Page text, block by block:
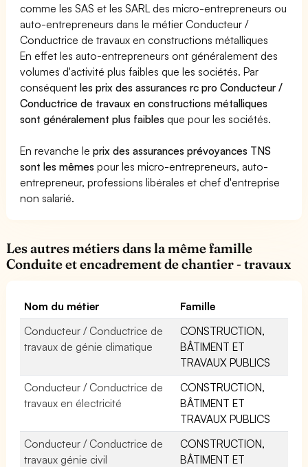
comme les SAS et les SARL des micro-entrepreneurs ou
auto-entrepreneurs dans le métier Conducteur /
Conductrice de travaux en constructions métalliques
En effet les auto-entrepreneurs ont généralement des
volumes d'activité plus faibles que les sociétés. Par
conséquentles prix des assurances rc pro Conducteur /
Conductrice de travaux en constructions métalliques
sont généralement plus faibles que pour les sociétés.
En revanche leprix des assurances prévoyances TNS
sont les mêmes pour les micro-entrepreneurs, auto-
entrepreneur, professions libérales et chef d'entreprise
non salarié.
Les autres métiers dans la même famille
Conduite et encadrement de chantier - travaux
Nom du métier
Famille
Conducteur / Conductrice de
travaux de génie climatique
CONSTRUCTION,
BÂTIMENT ET
TRAVAUX PUBLICS
Conducteur / Conductrice de
travaux en électricité
CONSTRUCTION,
BÂTIMENT ET
TRAVAUX PUBLICS
Conducteur / Conductrice de
travaux génie civil
CONSTRUCTION,
BÂTIMENT ET